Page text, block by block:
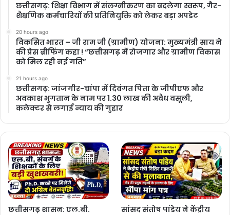
छत्तीसगढ़: शिक्षा विभाग में संलग्नीकरण का बदलेगा स्वरूप, गैर-
शैक्षणिक कर्मचारियों की प्रतिनियुक्ति को लेकर बड़ा अपडेट
20 hours ago
विकसित भारत – जी राम जी (ग्रामीण) योजना: मुख्यमंत्री साय ने
की प्रेस ब्रीफिंग कहा ! “छत्तीसगढ़ में रोजगार और ग्रामीण विकास
को मिल रही नई गति”
21 hours ago
छत्तीसगढ़: जांजगीर-चांपा में दिवंगत पिता के जीपीएफ और
अवकाश भुगतान के नाम पर 1.30 लाख की अवैध वसूली,
कलेक्टर से लगाई न्याय की गुहार
छत्तीसगढ़ शासन: एल.बी.
सांसद संतोष पांडेय ने केंद्रीय